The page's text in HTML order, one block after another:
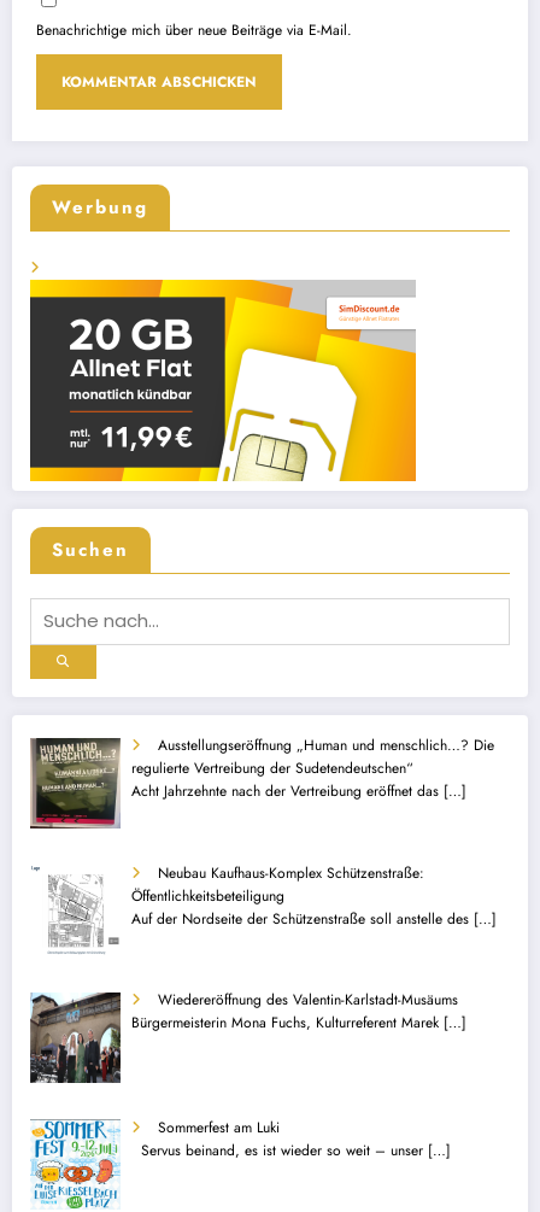
Benachrichtige mich über neue Beiträge via E-Mail.
Werbung
Suchen
Ausstellungseröffnung „Human und menschlich…? Die
regulierte Vertreibung der Sudetendeutschen“
Acht Jahrzehnte nach der Vertreibung eröffnet das […]
Neubau Kaufhaus-Komplex Schützenstraße:
Öffentlichkeitsbeteiligung
Auf der Nordseite der Schützenstraße soll anstelle des […]
Wiedereröffnung des Valentin-Karlstadt-Musäums
Bürgermeisterin Mona Fuchs, Kulturreferent Marek […]
Sommerfest am Luki
Servus beinand, es ist wieder so weit – unser […]